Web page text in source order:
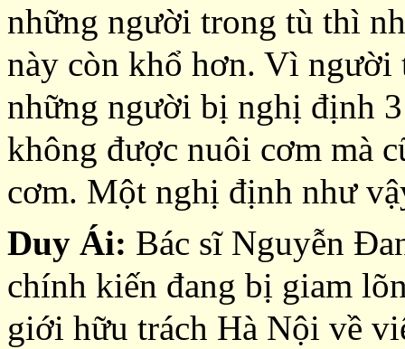
những người trong tù thì
này còn khổ hơn. Vì người
những người bị nghị định
không được nuôi cơm mà
cơm. Một nghị định như
Duy Ái: Bác sĩ Nguyễn
chính kiến đang bị giam
giới hữu trách Hà Nội về